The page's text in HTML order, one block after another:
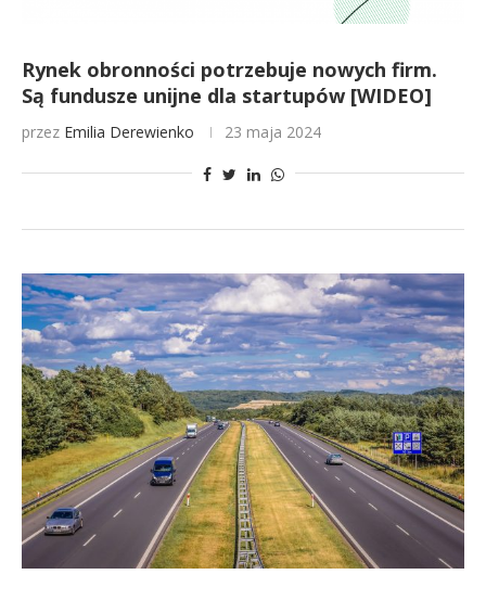
Rynek obronności potrzebuje nowych firm.
Są fundusze unijne dla startupów [WIDEO]
przez Emilia Derewienko 23 maja 2024